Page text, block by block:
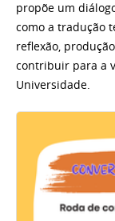
propõe um
como a tradução
reflexão,
contribuir para a
Universidade.